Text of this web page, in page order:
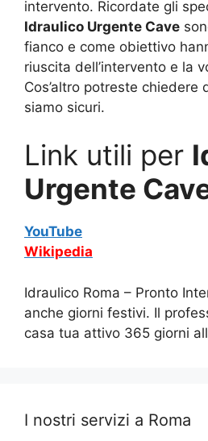
intervento. Ricordate gli
Idraulico Urgente Cave
fianco e come obiettivo
riuscita dell’intervento e la
Cos’altro potreste chiedere
siamo sicuri.
Link utili per
Urgente
YouTube
Wikipedia
Idraulico Roma – Pronto
anche giorni festivi. Il
casa tua attivo 365 giorni
I nostri servizi a Roma